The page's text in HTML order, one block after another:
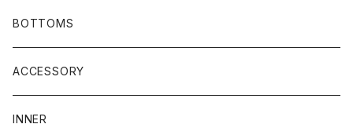
BOTTOMS
ACCESSORY
INNER